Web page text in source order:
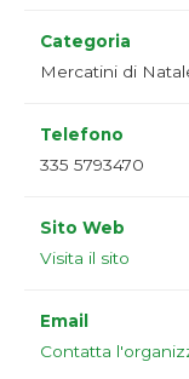
Categoria
Mercatini di
Telefono
335 5793470
Sito Web
Visita il sito
Email
Contatta